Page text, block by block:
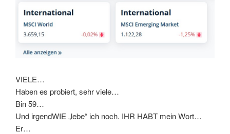
VIELE…
Haben es probiert, sehr viele…
Bin 59…
Und irgendWIE „lebe“ ich noch. IHR HABT mein Wort…
Er…